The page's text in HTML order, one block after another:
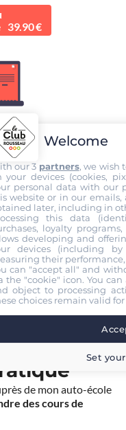
39.90 €
. Je suis aidé par les
Mister Codes, mon
théorique
peux bénéficier du
(30€) grâce au
".
de mon auto-école
des cours de
Welcome
our 3 partners, we wish
your devices (cookies,
personal data with our
website or in our emails,
later, including in
this data
loyalty
developing and
devices (including
their
can "accept all" and
the "cookie" icon. You
object to processing
choices remain valid
Set